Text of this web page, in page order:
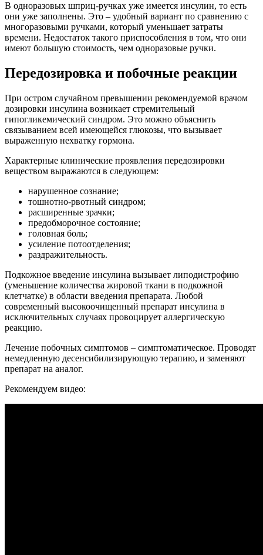
В одноразовых шприц-ручках уже имеется инсулин, то есть
они уже заполнены. Это – удобный вариант по сравнению с
многоразовыми ручками, который уменьшает затраты
времени. Недостаток такого приспособления в том, что они
имеют большую стоимость, чем одноразовые ручки.
Передозировка и побочные реакции
При остром случайном превышении рекомендуемой врачом
дозировки инсулина возникает стремительный
гипогликемический синдром. Это можно объяснить
связыванием всей имеющейся глюкозы, что вызывает
выраженную нехватку гормона.
Характерные клинические проявления передозировки
веществом выражаются в следующем:
нарушенное сознание;
тошнотно-рвотный синдром;
расширенные зрачки;
предобморочное состояние;
головная боль;
усиление потоотделения;
раздражительность.
Подкожное введение инсулина вызывает липодистрофию
(уменьшение количества жировой ткани в подкожной
клетчатке) в области введения препарата. Любой
современный высокоочищенный препарат инсулина в
исключительных случаях провоцирует аллергическую
реакцию.
Лечение побочных симптомов – симптоматическое. Проводят
немедленную десенсибилизирующую терапию, и заменяют
препарат на аналог.
Рекомендуем видео: